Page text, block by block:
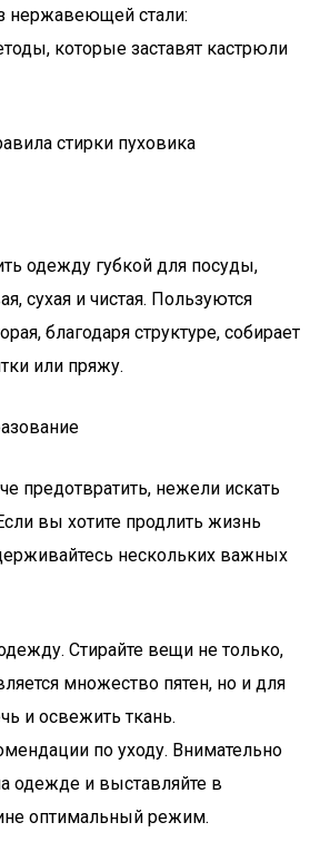
нержавеющей стали:
которые заставят кастрюли
стирки пуховика
одежду губкой для посуды,
сухая и чистая. Пользуются
благодаря структуре, собирает
или пряжу.
предотвратить, нежели искать
вы хотите продлить жизнь
нескольких важных
Стирайте вещи не только,
множество пятен, но и для
и освежить ткань.
по уходу. Внимательно
одежде и выставляйте в
оптимальный режим.